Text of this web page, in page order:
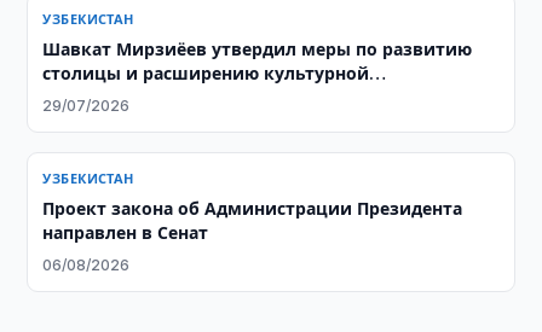
УЗБЕКИСТАН
Шавкат Мирзиёев утвердил меры по развитию
столицы и расширению культурной
инфраструктуры
29/07/2026
УЗБЕКИСТАН
Проект закона об Администрации Президента
направлен в Сенат
06/08/2026